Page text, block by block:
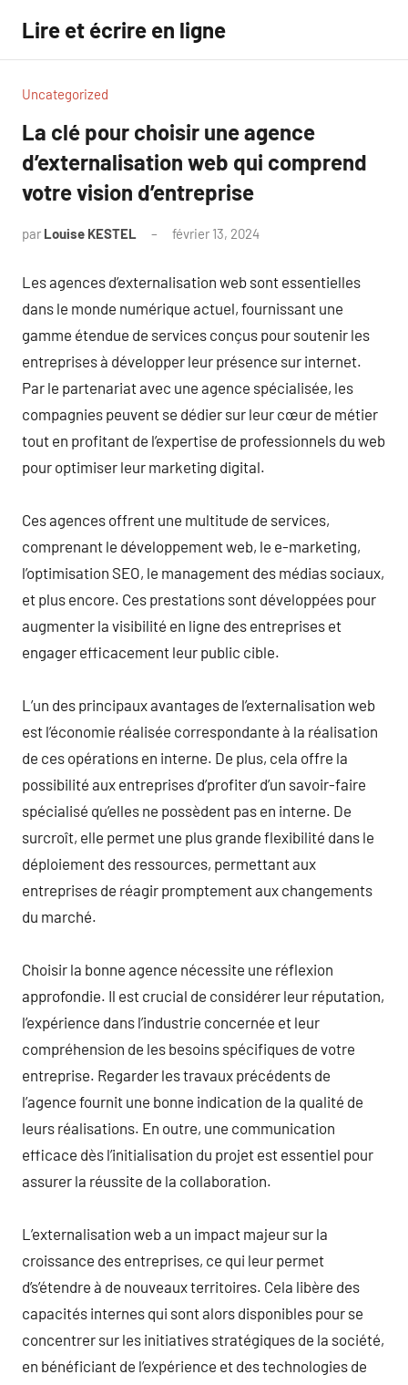
contenu
Lire et écrire en ligne
Uncategorized
La clé pour choisir une agence
d’externalisation web qui comprend
votre vision d’entreprise
par Louise KESTEL février 13, 2024
Les agences d’externalisation web sont essentielles
dans le monde numérique actuel, fournissant une
gamme étendue de services conçus pour soutenir les
entreprises à développer leur présence sur internet.
Par le partenariat avec une agence spécialisée, les
compagnies peuvent se dédier sur leur cœur de métier
tout en profitant de l’expertise de professionnels du web
pour optimiser leur marketing digital.
Ces agences offrent une multitude de services,
comprenant le développement web, le e-marketing,
l’optimisation SEO, le management des médias sociaux,
et plus encore. Ces prestations sont développées pour
augmenter la visibilité en ligne des entreprises et
engager efficacement leur public cible.
L’un des principaux avantages de l’externalisation web
est l’économie réalisée correspondante à la réalisation
de ces opérations en interne. De plus, cela offre la
possibilité aux entreprises d’profiter d’un savoir-faire
spécialisé qu’elles ne possèdent pas en interne. De
surcroît, elle permet une plus grande flexibilité dans le
déploiement des ressources, permettant aux
entreprises de réagir promptement aux changements
du marché.
Choisir la bonne agence nécessite une réflexion
approfondie. Il est crucial de considérer leur réputation,
l’expérience dans l’industrie concernée et leur
compréhension de les besoins spécifiques de votre
entreprise. Regarder les travaux précédents de
l’agence fournit une bonne indication de la qualité de
leurs réalisations. En outre, une communication
efficace dès l’initialisation du projet est essentiel pour
assurer la réussite de la collaboration.
L’externalisation web a un impact majeur sur la
croissance des entreprises, ce qui leur permet
d’s’étendre à de nouveaux territoires. Cela libère des
capacités internes qui sont alors disponibles pour se
concentrer sur les initiatives stratégiques de la société,
en bénéficiant de l’expérience et des technologies de